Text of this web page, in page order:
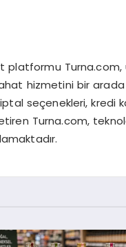
platformu
hizmetini bir arada
seçenekleri, kredi
Turna.com,